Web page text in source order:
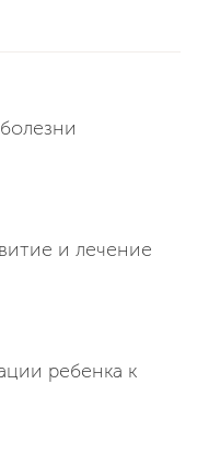
и лечение
ребенка к